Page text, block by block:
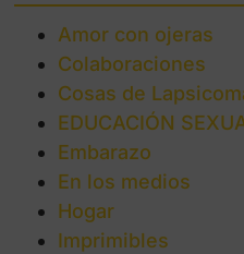
Amor con ojeras
Colaboraciones
Cosas de
EDUCACIÓN
Embarazo
En los medios
Hogar
Imprimibles